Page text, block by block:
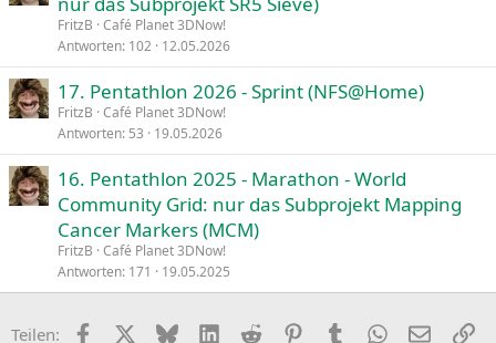
FritzB Café Planet 3DNow!
Antworten 102 12.05.2026
17. Pentathlon 2026 - Sprint (NFS@Home)
FritzB Café Planet 3DNow!
Antworten 53 19.05.2026
16. Pentathlon 2025 - Marathon - World
Community Grid: nur das Subprojekt Mapping
Cancer Markers (MCM)
FritzB Café Planet 3DNow!
Antworten 171 19.05.2025
Teilen: Facebook BlueskyLinkedIn
Reddit PinterestTumblr WhatsApp
E-Mail